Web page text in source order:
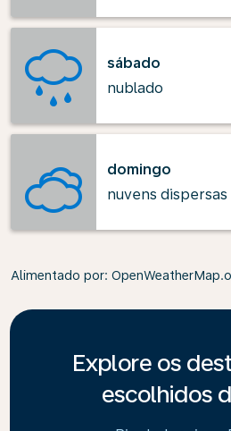
sábado
nublado
domingo
nuvens dispersas
Alimentado por:
Explore os
escolhidos